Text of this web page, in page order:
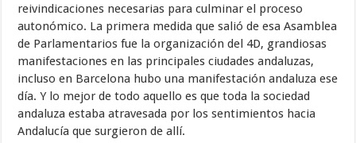
reivindicaciones necesarias para culminar el proceso
autonómico. La primera medida que salió de esa Asamblea
de Parlamentarios fue la organización del 4D, grandiosas
manifestaciones en las principales ciudades andaluzas,
incluso en Barcelona hubo una manifestación andaluza ese
día. Y lo mejor de todo aquello es que toda la sociedad
andaluza estaba atravesada por los sentimientos hacia
Andalucía que surgieron de allí.